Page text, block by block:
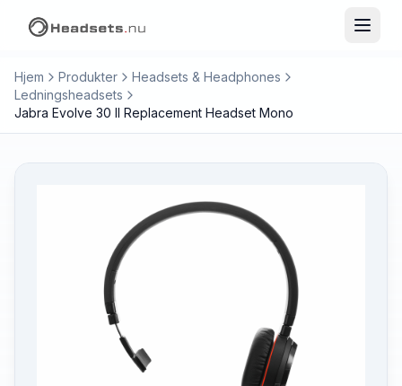
Hjem Produkter
Headsets & Headphones
Ledningsheadsets
Jabra Evolve 30 II Replacement Headset Mono